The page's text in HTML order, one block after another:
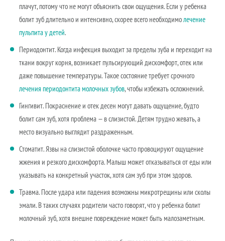
плачут, потому что не могут объяснить свои ощущения. Если у ребенка
болит зуб длительно и интенсивно, скорее всего необходимолечение
пульпита у детей.
Периодонтит. Когда инфекция выходит за пределы зуба и переходит на
ткани вокруг корня, возникает пульсирующий дискомфорт, отек или
даже повышение температуры. Такое состояние требует срочного
лечения периодонтита молочных зубов, чтобы избежать осложнений.
Гингивит. Покраснение и отек десен могут давать ощущение, будто
болит сам зуб, хотя проблема — в слизистой. Детям трудно жевать, а
место визуально выглядит раздраженным.
Стоматит. Язвы на слизистой оболочке часто провоцируют ощущение
жжения и резкого дискомфорта. Малыш может отказываться от еды или
указывать на конкретный участок, хотя сам зуб при этом здоров.
Травма. После удара или падения возможны микротрещины или сколы
эмали. В таких случаях родители часто говорят, что у ребенка болит
молочный зуб, хотя внешне повреждение может быть малозаметным.